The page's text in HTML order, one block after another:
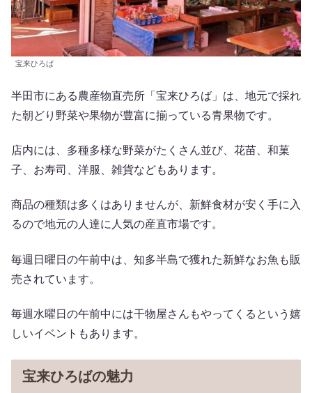
宝来ひろば
半田市にある農産物直売所「宝来ひろば」は、地元で採れ
た朝どり野菜や果物が豊富に揃っている青果物です。
店内には、多種多様な野菜がたくさん並び、花苗、和菓
子、お寿司、洋服、雑貨などもあります。
商品の種類は多くはありませんが、新鮮食材が安く手に入
るので地元の人達に人気の産直市場です。
毎週日曜日の午前中は、知多半島で獲れた新鮮なお魚も販
売されています。
毎週水曜日の午前中には干物屋さんもやってくるという嬉
しいイベントもあります。
宝来ひろばの魅力